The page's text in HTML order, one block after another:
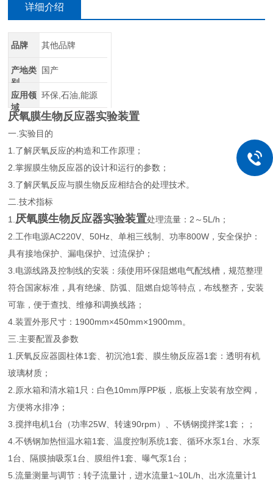
详细介绍
品牌 其他品牌
产地类
别
国产
应用领
域
环保,石油,能源
厌氧膜生物反应器实验装置
一.实验目的
1.了解厌氧反应的构造和工作原理；
2.掌握膜生物反应器的设计和运行的参数；
3.了解厌氧反应与膜生物反应相结合的处理技术。
二.技术指标
1. 厌氧膜生物反应器实验装置处理流量：2～5L/h；
2.工作电源AC220V、50Hz、单相三线制、功率800W，安全保护：
具有接地保护、漏电保护、过流保护；
3.电源线路及控制线的安装：须使用环保阻燃电气配线槽，规范整理
符合国家标准，具有绝缘、防弧、阻燃自熄等特点，布线整齐，安装
可靠，便于查找、维修和调换线路；
4.装置外形尺寸：1900mm×450mm×1900mm。
三.主要配置及参数
1.厌氧反应器圆柱体1套、初沉池1套、膜生物反应器1套：透明有机
玻璃材质；
2.原水箱和清水箱1只：白色10mm厚PP板，底板上安装有放空阀，
方便将水排净；
3.搅拌电机1台（功率25W、转速90rpm）、不锈钢搅拌桨1套；；
4.不锈钢加热恒温水箱1套、温度控制系统1套、循环水泵1台、水泵
1台、隔膜抽吸泵1台、膜组件1套、曝气泵1台；
5.流量测量与调节：转子流量计，进水流量1~10L/h、出水流量计1